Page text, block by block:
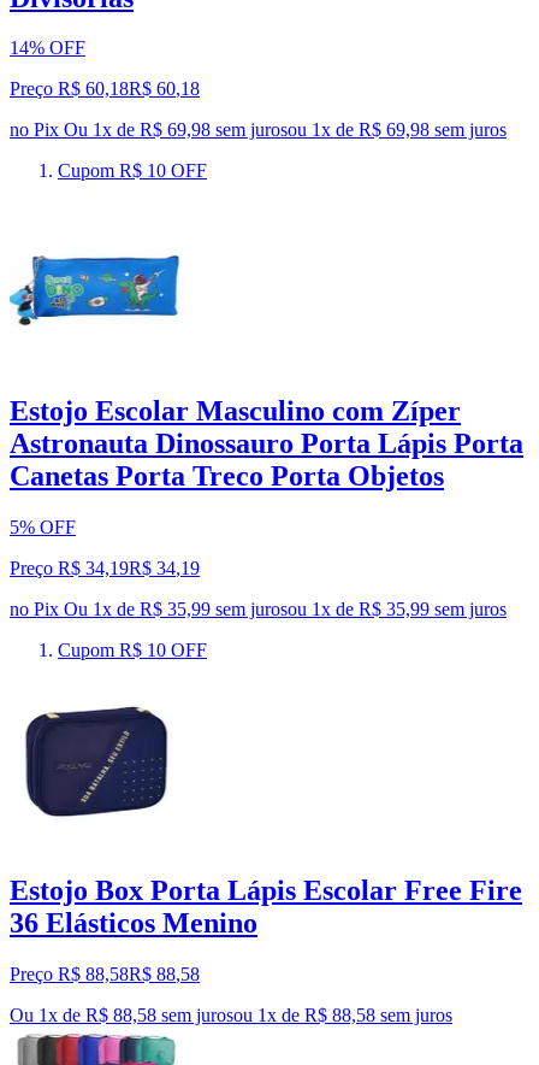
14% OFF
Preço R$ 60,18R$ 60,18
no Pix Ou 1x de R$ 69,98 sem jurosou 1x de R$ 69,98 sem juros
Cupom R$ 10 OFF
Estojo Escolar Masculino com Zíper
Astronauta Dinossauro Porta Lápis Porta
Canetas Porta Treco Porta Objetos
5% OFF
Preço R$ 34,19R$ 34,19
no Pix Ou 1x de R$ 35,99 sem jurosou 1x de R$ 35,99 sem juros
Cupom R$ 10 OFF
Estojo Box Porta Lápis Escolar Free Fire
36 Elásticos Menino
Preço R$ 88,58R$ 88,58
Ou 1x de R$ 88,58 sem jurosou 1x de R$ 88,58 sem juros